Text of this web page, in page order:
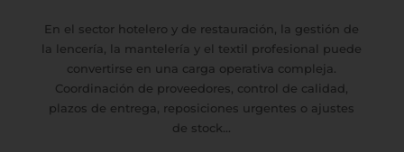
En el sector hotelero y de restauración, la gestión de
la lencería, la mantelería y el textil profesional puede
convertirse en una carga operativa compleja.
Coordinación de proveedores, control de calidad,
plazos de entrega, reposiciones urgentes o ajustes
de stock...